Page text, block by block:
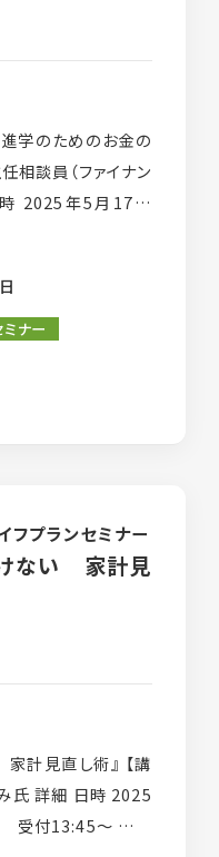
学のためのお金の
相談員（ファイナン
2025年5月17日
ナー
プランセミナー
けない 家計見
計見直し術』 【講
氏 詳細 日時 2025
受付13:45〜 対象